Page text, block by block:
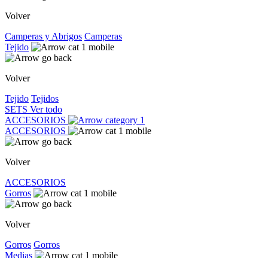
Volver
Camperas y Abrigos Camperas
Tejido
Volver
Tejido Tejidos
SETS Ver todo
ACCESORIOS
ACCESORIOS
Volver
ACCESORIOS
Gorros
Volver
Gorros Gorros
Medias